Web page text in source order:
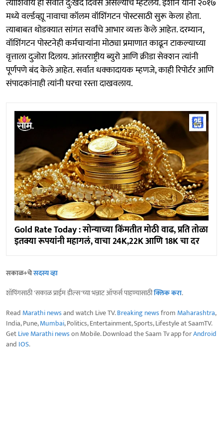
त्याशिवाय हा सर्वात दु:खद दिवस असल्याचे म्हटलेय. इशान यांनी २०१७
मध्ये वर्ल्डव्ह्यू नावाचा कॉलम वॉशिंगटन पोस्टसाठी सुरू केला होता.
त्याबाबत थोडक्यात सांगत सर्वांचे आभार व्यक्त केले आहेत. दरम्यान,
वॉशिंगटन पोस्टनेही कर्मचाऱ्यांना मोठ्या प्रमाणात काढून टाकल्याच्या
वृत्ताला दुजोरा दिलाय. आंतरराष्ट्रीय ब्युरो आणि क्रीडा सेक्शन त्यांनी
पूर्णपणे बंद केले आहेत. सर्वात धक्कादायक म्हणजे, काही रिपोर्टर आणि
संपादकांनाही त्यांनी घरचा रस्ता दाखवलाय.
Gold Rate Today : सोन्याच्या किंमतीत मोठी वाढ, प्रति तोळा
इतक्या रूपयांनी महागलं, वाचा 24K,22K आणि 18K चा दर
सकाळ+चेसदस्य व्हा
शॉपिंगसाठी 'सकाळ प्राईम डील्स'च्या भन्नाट ऑफर्स पाहण्यासाठीक्लिक करा.
Read Marathi newsand watch Live TV.Breaking newsfrom Maharashtra,
India, Pune,Mumbai, Politics, Entertainment, Sports, Lifestyle at SaamTV.
GetLive Marathi newson Mobile. Download the Saam Tv app forAndroid
and IOS.